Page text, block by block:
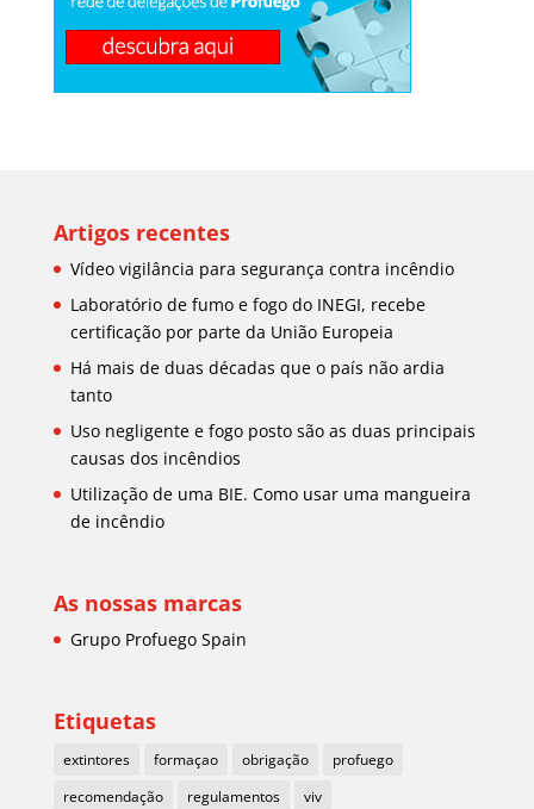
Artigos recentes
Vídeo vigilância para segurança contra incêndio
Laboratório de fumo e fogo do INEGI, recebe
certificação por parte da União Europeia
Há mais de duas décadas que o país não ardia
tanto
Uso negligente e fogo posto são as duas principais
causas dos incêndios
Utilização de uma BIE. Como usar uma mangueira
de incêndio
As nossas marcas
Grupo Profuego Spain
Etiquetas
extintores formaçao obrigação
profuego
recomendação
regulamentos viv